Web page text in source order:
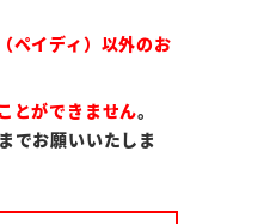
ペイディ）以外のお
とができません。
でお願いいたしま